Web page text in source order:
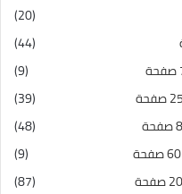
(20)
(44)
(9)
(39)
(48)
(9)
(87)